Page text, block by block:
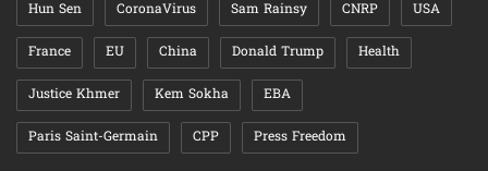
Hun Sen CoronaVirus Sam Rainsy CNRP USA
France EU China Donald Trump Health
Justice Khmer Kem Sokha EBA
Paris Saint-Germain CPP Press Freedom